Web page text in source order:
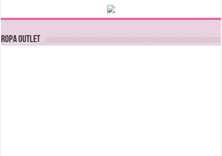
Ropa Outlet